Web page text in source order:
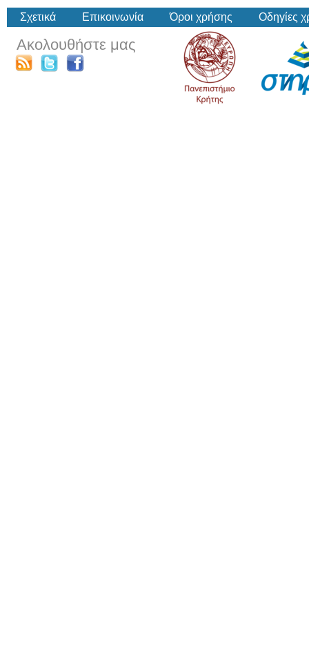
Σχετικά Επικοινωνία Όροι χρήσης Οδηγίες
Ακολουθήστε μας